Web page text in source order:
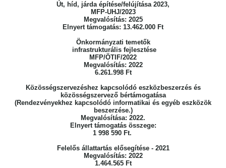
Út, híd, járda építése/felújítása 2023,
MFP-UHJ/2023
Megvalósítás: 2025
Elnyert támogatás: 13.462.000 Ft
Önkormányzati temetők
infrastrukturális fejlesztése
MFP/ÖTIF/2022
Megvalósítás: 2022
6.261.998 Ft
Közösségszervezéshez kapcsolódó eszközbeszerzés és
közösségszervező bértámogatása
(Rendezvényekhez kapcsolódó informatikai és egyéb eszközök
beszerzése.)
Megvalósítása: 2022.
Elnyert támogatás összege:
1 998 590 Ft.
Felelős állattartás elősegítése - 2021
Megvalósítás: 2022
1.464.565 Ft